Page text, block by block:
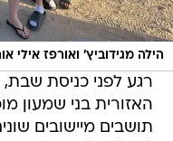
הילה מגידוביץ' ואורפז אילי
רגע לפני כניסת
האזורית בני שמעון